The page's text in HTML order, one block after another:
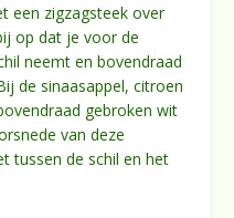
een zigzagsteek over
op dat je voor de
neemt en bovendraad
de sinaasappel, citroen
gebroken wit
van deze
tussen de schil en het